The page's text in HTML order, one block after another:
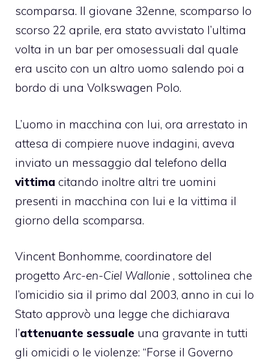
scomparsa. Il giovane 32enne, scomparso lo
scorso 22 aprile, era stato avvistato l’ultima
volta in un bar per omosessuali dal quale
era uscito con un altro uomo salendo poi a
bordo di una Volkswagen Polo.
L’uomo in macchina con lui, ora arrestato in
attesa di compiere nuove indagini, aveva
inviato un messaggio dal telefono della
vittima citando inoltre altri tre uomini
presenti in macchina con lui e la vittima il
giorno della scomparsa.
Vincent Bonhomme, coordinatore del
progetto Arc-en-Ciel Wallonie , sottolinea che
l’omicidio sia il primo dal 2003, anno in cui lo
Stato approvò una legge che dichiarava
l’attenuante sessuale una gravante in tutti
gli omicidi o le violenze: “Forse il Governo